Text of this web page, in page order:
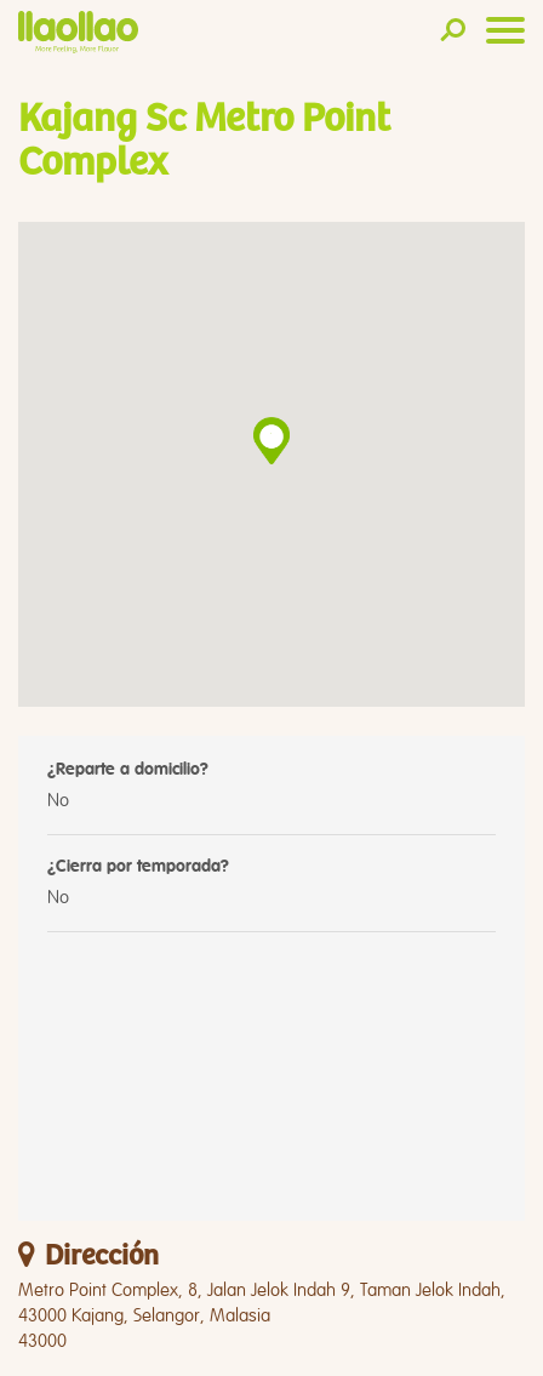
Kajang Sc Metro Point
Complex
¿Reparte a domicilio?
No
¿Cierra por temporada?
No
Dirección
Metro Point Complex, 8, Jalan Jelok Indah 9, Taman Jelok Indah,
43000 Kajang, Selangor, Malasia
43000